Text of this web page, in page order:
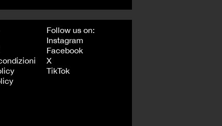
Follow us on:
Instagram
Facebook
X
TikTok